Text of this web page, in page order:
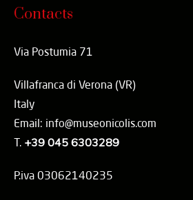
Contacts
Via Postumia 71
Villafranca di Verona (VR)
Italy
Email: info@museonicolis.com
T. +39 045 6303289
P.iva 03062140235